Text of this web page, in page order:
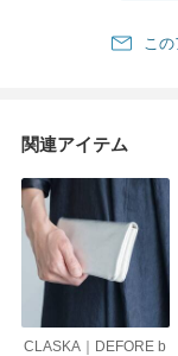
こ
関連アイテム
CLASKA｜DEFORE b